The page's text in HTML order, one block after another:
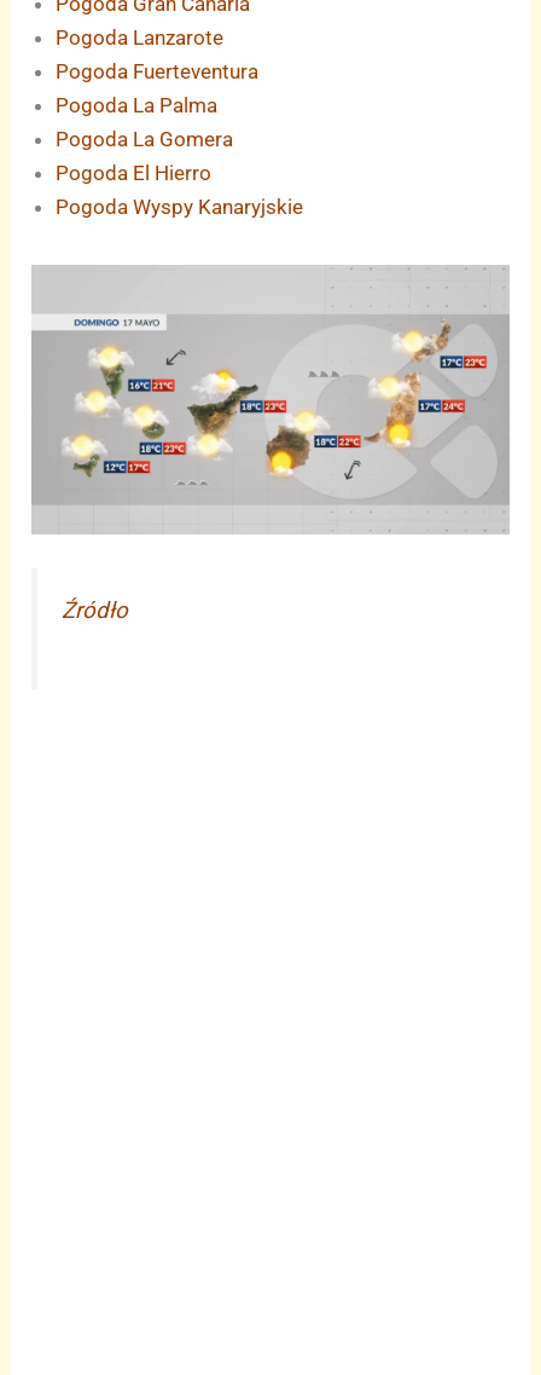
Pogoda Lanzarote
Pogoda Fuerteventura
Pogoda La Palma
Pogoda La Gomera
Pogoda El Hierro
Pogoda Wyspy Kanaryjskie
Źródło